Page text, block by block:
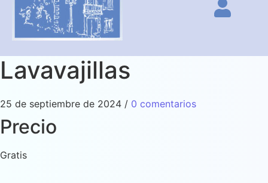
Lavavajillas
25 de septiembre de 2024 / 0 comentarios
Precio
Gratis